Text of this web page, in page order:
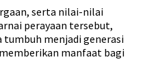
serta nilai-nilai
perayaan tersebut,
tumbuh menjadi generasi
manfaat bagi